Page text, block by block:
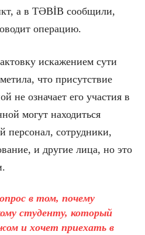
а в TƏBİB сообщили,
операцию.
искажением сути
что присутствие
не означает его участия в
могут находиться
персонал, сотрудники,
и другие лица, но это
в том, почему
студенту, который
и хочет приехать в